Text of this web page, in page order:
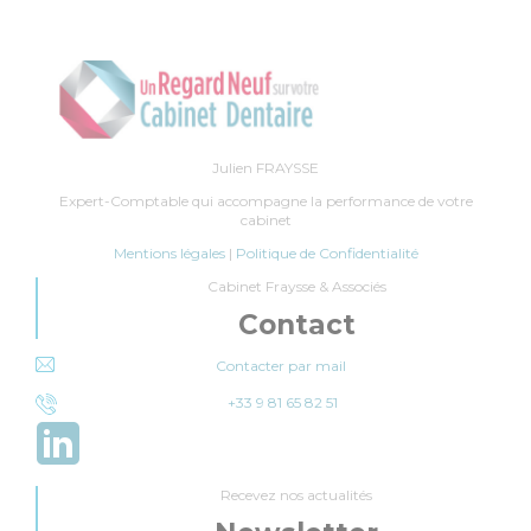
Julien FRAYSSE
Expert-Comptable qui accompagne la performance de votre
cabinet
Mentions légales| Politique de Confidentialité
Cabinet Fraysse & Associés
Contact
Contacter par mail
+33 9 81 65 82 51
Recevez nos actualités